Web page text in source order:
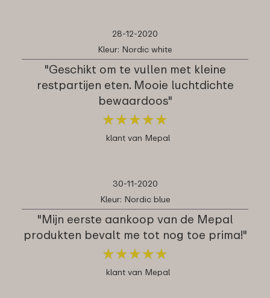
28-12-2020
Kleur: Nordic white
"Geschikt om te vullen met kleine
restpartijen eten. Mooie luchtdichte
bewaardoos"
★★★★★
★★★★★
klant van Mepal
30-11-2020
Kleur: Nordic blue
"Mijn eerste aankoop van de Mepal
produkten bevalt me tot nog toe prima!"
★★★★★
★★★★★
klant van Mepal